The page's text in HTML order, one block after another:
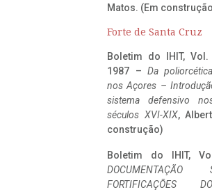
Matos. (Em
Forte de Santa Cruz
Boletim do IHIT, Vol.
1987 – Da
nos Açores –
sistema defensivo
séculos XVI-XIX,
construção)
Boletim do IHIT,
FORTIFICAÇÕES